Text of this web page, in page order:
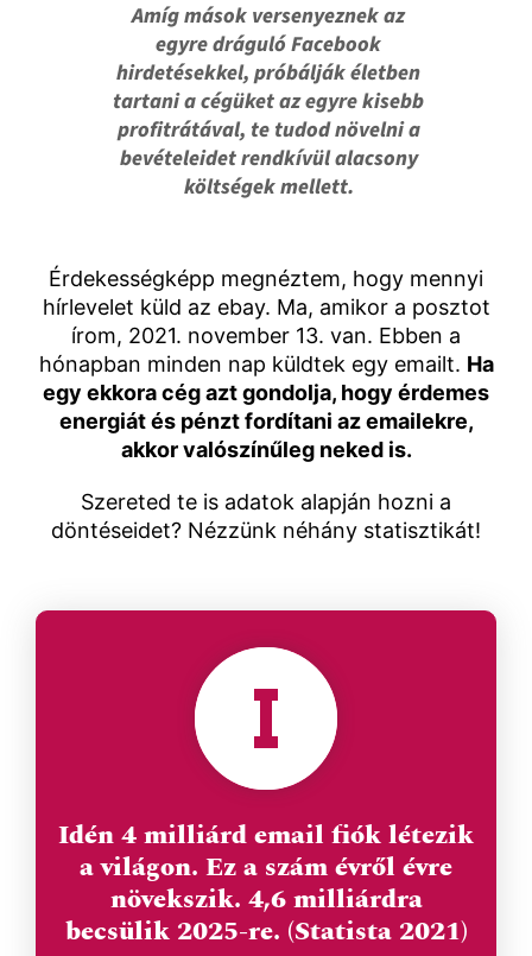
Amíg mások versenyeznek az
egyre dráguló Facebook
hirdetésekkel, próbálják életben
tartani a cégüket az egyre kisebb
profitrátával, te tudod növelni a
bevételeidet rendkívül alacsony
költségek mellett.
Érdekességképp megnéztem, hogy mennyi
hírlevelet küld az ebay. Ma, amikor a posztot
írom, 2021. november 13. van. Ebben a
hónapban minden nap küldtek egy emailt. Ha
egy ekkora cég azt gondolja, hogy érdemes
energiát és pénzt fordítani az emailekre,
akkor valószínűleg neked is.
Szereted te is adatok alapján hozni a
döntéseidet? Nézzünk néhány statisztikát!
Idén 4 milliárd email fiók létezik
a világon. Ez a szám évről évre
növekszik. 4,6 milliárdra
becsülik 2025-re. (Statista 2021)